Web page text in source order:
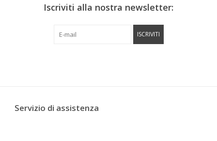
Iscriviti alla nostra newsletter:
ISCRIVITI
Servizio di assistenza